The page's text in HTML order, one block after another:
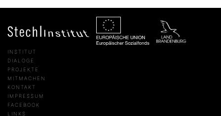
INSTITUT
DIALOGE
PROJEKTE
MITMACHEN
KONTAKT
IMPRESSUM
FACEBOOK
LINKS